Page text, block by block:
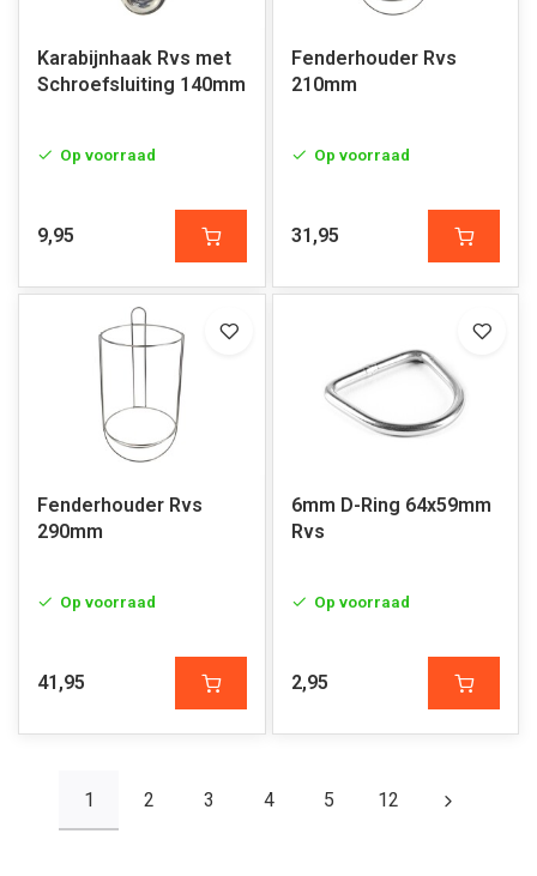
Karabijnhaak Rvs met
Schroefsluiting 140mm
Op voorraad
9,95
Fenderhouder Rvs
210mm
Op voorraad
31,95
Fenderhouder Rvs
290mm
Op voorraad
41,95
6mm D-Ring 64x59mm
Rvs
Op voorraad
2,95
1 2 3 4 5 12